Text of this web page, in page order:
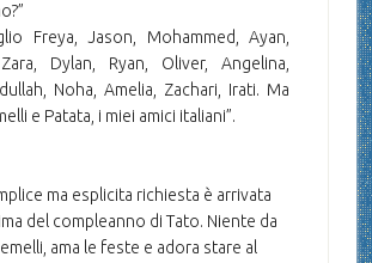
Freya, Jason, Mohammed, Ayan,
Dylan, Ryan, Oliver, Angelina,
Noha, Amelia, Zachari, Irati. Ma
e Patata, i miei amici italiani”.
ma esplicita richiesta è arrivata
del compleanno di Tato. Niente da
ama le feste e adora stare al